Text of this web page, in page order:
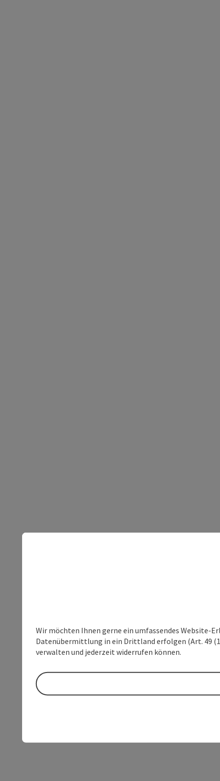
Wir möchten Ihnen gerne ein umfassendes Website-
Datenübermittlung in ein Drittland erfolgen (Art. 49
verwalten und jederzeit widerrufen können.